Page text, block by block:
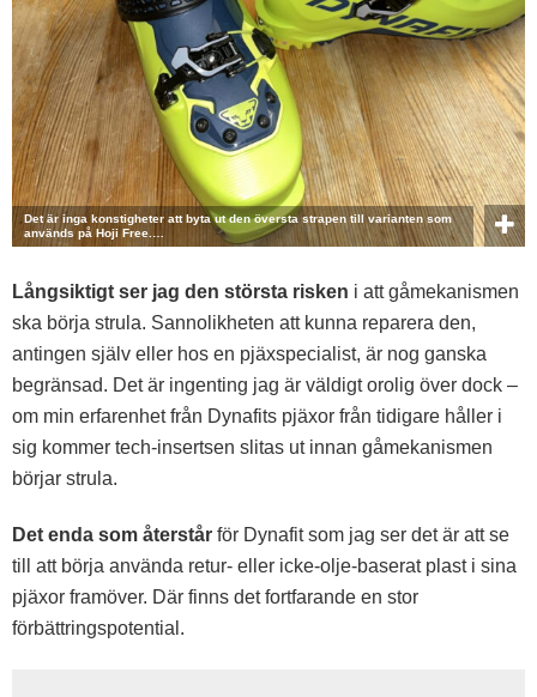
Det är inga konstigheter att byta ut den översta strapen till varianten som
används på Hoji Free.…
Långsiktigt ser jag den största risken i att gåmekanismen
ska börja strula. Sannolikheten att kunna reparera den,
antingen själv eller hos en pjäxspecialist, är nog ganska
begränsad. Det är ingenting jag är väldigt orolig över dock –
om min erfarenhet från Dynafits pjäxor från tidigare håller i
sig kommer tech-insertsen slitas ut innan gåmekanismen
börjar strula.
Det enda som återstår för Dynafit som jag ser det är att se
till att börja använda retur- eller icke-olje-baserat plast i sina
pjäxor framöver. Där finns det fortfarande en stor
förbättringspotential.